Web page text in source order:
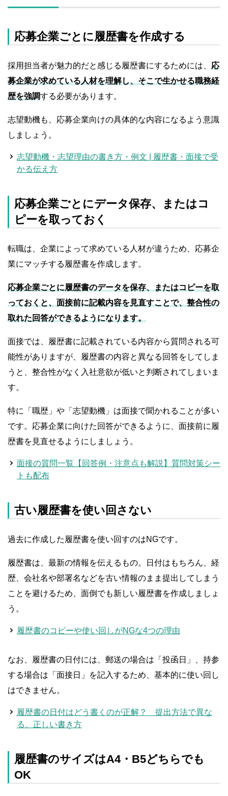
応募企業ごとに履歴書を作成する
採用担当者が魅力的だと感じる履歴書にするためには、 応
募企業が求めている人材を理解し、そこで生かせる職務経
歴を強調する必要があります。
志望動機も、応募企業向けの具体的な内容になるよう意識
しましょう。
志望動機・志望理由の書き方・例文 | 履歴書・面接で受
かる伝え方
応募企業ごとにデータ保存、またはコ
ピーを取っておく
転職は、企業によって求めている人材が違うため、応募企
業にマッチする履歴書を作成します。
応募企業ごとに履歴書のデータを保存、またはコピーを取
っておくと、面接前に記載内容を見直すことで、整合性の
取れた回答ができるようになります。
面接では、履歴書に記載されている内容から質問される可
能性がありますが、履歴書の内容と異なる回答をしてしま
うと、整合性がなく入社意欲が低いと判断されてしまいま
す。
特に「職歴」や「志望動機」は面接で聞かれることが多い
です。応募企業に向けた回答ができるように、面接前に履
歴書を見直せるようにしましょう。
面接の質問一覧【回答例・注意点も解説】質問対策シー
トも配布
古い履歴書を使い回さない
過去に作成した履歴書を使い回すのはNGです。
履歴書は、最新の情報を伝えるもの。日付はもちろん、経
歴、会社名や部署名などを古い情報のまま提出してしまう
ことを避けるため、面倒でも新しい履歴書を作成しましょ
う。
履歴書のコピーや使い回しがNGな4つの理由
なお、履歴書の日付には、郵送の場合は「投函日」、持参
する場合は「面接日」を記入するため、基本的に使い回し
はできません。
履歴書の日付はどう書くのが正解？ 提出方法で異な
る、正しい書き方
履歴書のサイズはA4・B5どちらでも
OK